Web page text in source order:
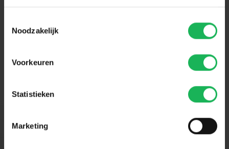
Noodzakelijk
Voorkeuren
Statistieken
Marketing
Our company
Tradekar and the world
Contact